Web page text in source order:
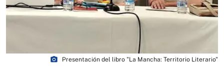
photo_camera Presentación del libro "La Mancha: Territorio Literario"